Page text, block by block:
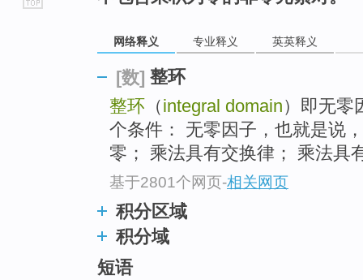
网络释义 专业释义 英英释义
[数] 整环
整环 （integral domain）即无零
个条件： 无零因子，也就是说
零； 乘法具有交换律； 乘法具
基于2801个网页-相关网页
积分区域
积分域
短语